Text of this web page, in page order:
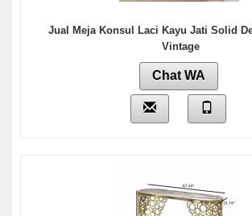
Jual Meja Konsul Laci Kayu Jati Solid
Vintage
Chat WA